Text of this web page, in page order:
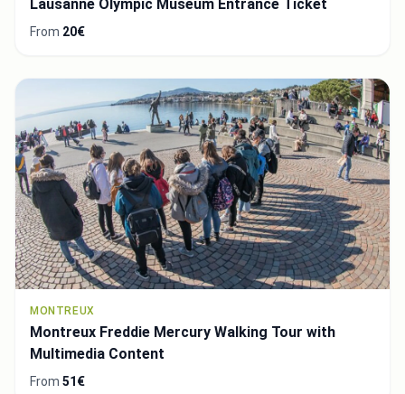
Lausanne Olympic Museum Entrance Ticket
From 20€
MONTREUX
Montreux Freddie Mercury Walking Tour with
Multimedia Content
From 51€